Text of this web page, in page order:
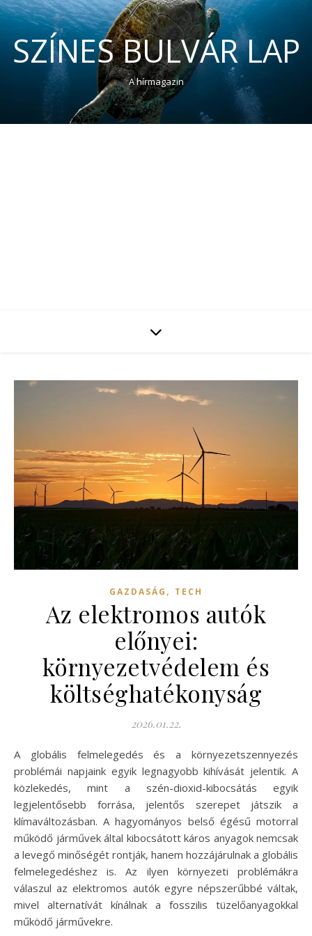
SZÍNES BULVÁR LAP
A hírmagazin
GAZDASÁG , TECH
Az elektromos autók
előnyei:
környezetvédelem és
költséghatékonyság
2026.01.22.
A globális felmelegedés és a környezetszennyezés
problémái napjaink egyik legnagyobb kihívását jelentik. A
közlekedés, mint a szén-dioxid-kibocsátás egyik
legjelentősebb forrása, jelentős szerepet játszik a
klímaváltozásban. A hagyományos belső égésű motorral
működő járművek által kibocsátott káros anyagok nemcsak
a levegő minőségét rontják, hanem hozzájárulnak a globális
felmelegedéshez is. Az ilyen környezeti problémákra
válaszul az elektromos autók egyre népszerűbbé váltak,
mivel alternatívát kínálnak a fosszilis tüzelőanyagokkal
működő járművekre.